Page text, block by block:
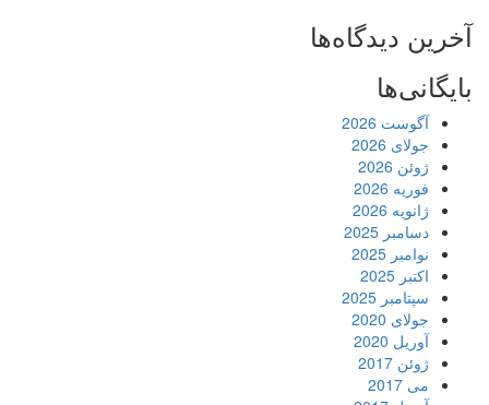
آخرین دیدگاه‌ها
بایگانی‌ها
آگوست 2026
جولای 2026
ژوئن 2026
فوریه 2026
ژانویه 2026
دسامبر 2025
نوامبر 2025
اکتبر 2025
سپتامبر 2025
جولای 2020
آوریل 2020
ژوئن 2017
می 2017